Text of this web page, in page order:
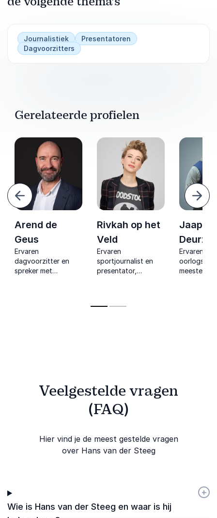
Journalistiek
Presentatoren
Dagvoorzitters
Gerelateerde profielen
Arend de
Geus
Ervaren
dagvoorzitter en
spreker met
Rivkah op het
Veld
Ervaren
sportjournalist en
presentator,
Maakt complexe
Jaap
Ervaren
meester in
Veelgestelde vragen
(FAQ)
Hier vind je de meest gestelde vragen
over Hans van der Steeg
Wie is Hans van der Steeg en waar is hij
+
-